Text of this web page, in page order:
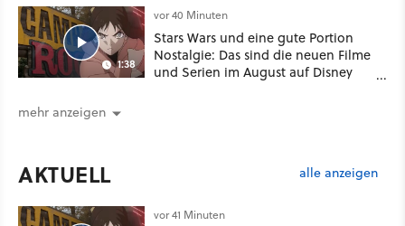
1:38
vor 40 Minuten
Stars Wars und eine gute Portion
Nostalgie: Das sind die neuen Filme
und Serien im August auf Disney
mehr anzeigen
AKTUELL alle anzeigen
vor 41 Minuten